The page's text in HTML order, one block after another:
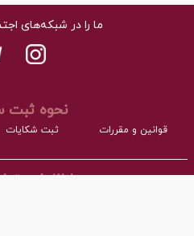
ما را در شبکه‌های
نحوه ثبت
قوانین و مقررات ثبت شکایات
اطلاعات